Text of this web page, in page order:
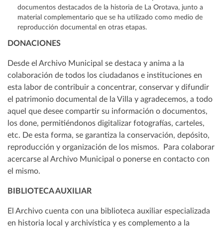
documentos destacados de la historia de La Orotava, junto a
material complementario que se ha utilizado como medio de
reproducción documental en otras etapas.
DONACIONES
Desde el Archivo Municipal se destaca y anima a la
colaboración de todos los ciudadanos e instituciones en
esta labor de contribuir a concentrar, conservar y difundir
el patrimonio documental de la Villa y agradecemos, a todo
aquel que desee compartir su información o documentos,
los done, permitiéndonos digitalizar fotografías, carteles,
etc. De esta forma, se garantiza la conservación, depósito,
reproducción y organización de los mismos. Para colaborar
acercarse al Archivo Municipal o ponerse en contacto con
el mismo.
BIBLIOTECA AUXILIAR
El Archivo cuenta con una biblioteca auxiliar especializada
en historia local y archivística y es complemento a la